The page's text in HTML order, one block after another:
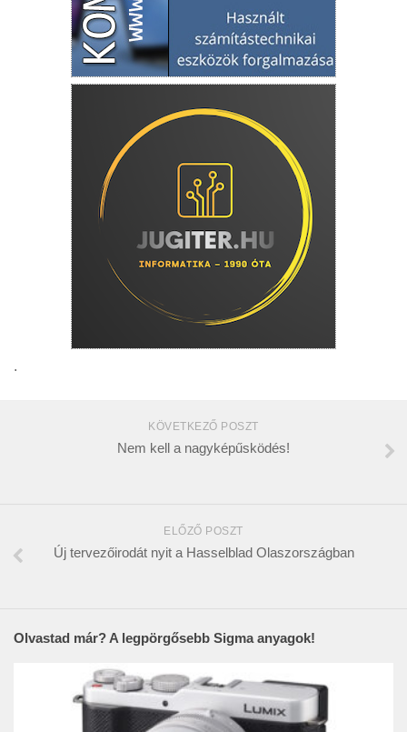
.
KÖVETKEZŐ POSZT
Nem kell a nagyképűsködés!
ELŐZŐ POSZT
Új tervezőirodát nyit a Hasselblad Olaszországban
Olvastad már? A legpörgősebb Sigma anyagok!